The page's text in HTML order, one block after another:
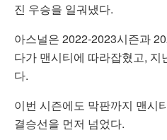
진 우승을 일궈냈다.
아스널은 2022-2023시즌과
다가 맨시티에 따라잡혔고, 지
다.
이번 시즌에도 막판까지 맨시
결승선을 먼저 넘었다.